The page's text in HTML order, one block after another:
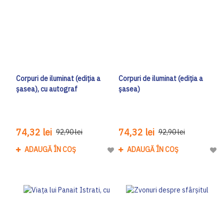
Corpuri de iluminat (ediția a
șasea), cu autograf
74,32 lei 92,90 lei
ADAUGĂ ÎN COȘ
Adaugă la Lista de Dorinte
Corpuri de iluminat (ediția a
șasea)
74,32 lei 92,90 lei
ADAUGĂ ÎN COȘ